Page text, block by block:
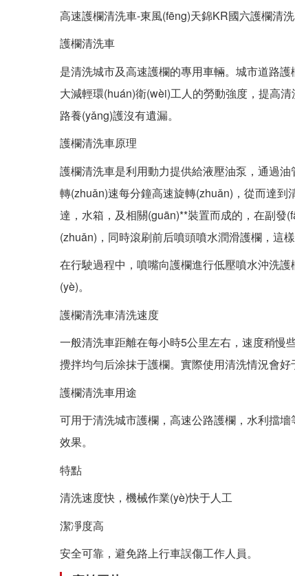
高速護欄清洗車-東風(fēng)天錦KR國六護欄清
護欄清洗車
是清洗城市及高速護欄的專用車輛。城市道路
大減輕環(huán)衛(wèi)工人的勞動強度，提高
路養(yǎng)護沒有遺漏。
護欄清洗車原理
護欄清洗車是利用動力提供給液壓油泵，通過
轉(zhuǎn)速每分鐘高速旋轉(zhuǎn)，從而達
達，水箱，及相關(guān)**裝置而成的，在副發
(zhuǎn)，同時滾刷前后噴頭噴水潤滑護欄，這
在行駛過程中，噴嘴向護欄進行低壓噴水沖洗
(yè)。
護欄清洗車清洗速度
一般清洗車距離在每小時5公里左右，速度稍慢
攪拌均勻后涂抹于護欄。實際使用清洗情況會好
護欄清洗車用途
可用于清洗城市護欄，高速公路護欄，水利擋
效果。
特點
清洗速度快，機械作業(yè)快于人工
潔凈度高
安全可靠，避免路上行車誤傷工作人員。